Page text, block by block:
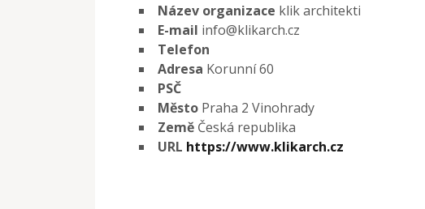
Název organizace klik architekti
E-mail info@klikarch.cz
Telefon
Adresa Korunní 60
PSČ
Město Praha 2 Vinohrady
Země Česká republika
URL https://www.klikarch.cz